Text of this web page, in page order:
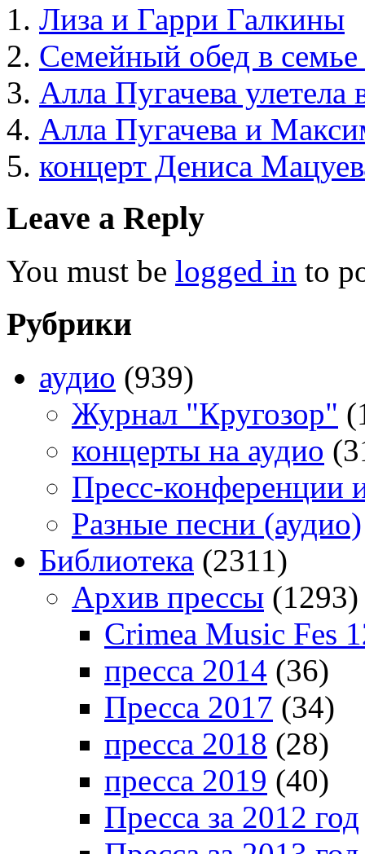
Лиза и Гарри Галкины
Семейный обед в семье
Алла Пугачева улетела
Алла Пугачева и
концерт Дениса
Leave a Reply
You must be logged in to
Рубрики
аудио (939)
Журнал "Кругозор"
концерты на аудио
Пресс-конференции
Разные песни (аудио)
Библиотека (2311)
Архив прессы (1293)
Crimea Music Fes
пресса 2014 (36)
Пресса 2017 (34)
пресса 2018 (28)
пресса 2019 (40)
Пресса за 2012 год